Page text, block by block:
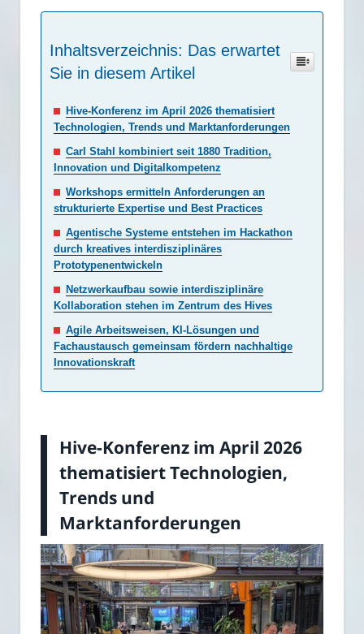
Inhaltsverzeichnis: Das erwartet
Sie in diesem Artikel
Hive-Konferenz im April 2026 thematisiert
Technologien, Trends und Marktanforderungen
Carl Stahl kombiniert seit 1880 Tradition,
Innovation und Digitalkompetenz
Workshops ermitteln Anforderungen an
strukturierte Expertise und Best Practices
Agentische Systeme entstehen im Hackathon
durch kreatives interdisziplinäres
Prototypenentwickeln
Netzwerkaufbau sowie interdisziplinäre
Kollaboration stehen im Zentrum des Hives
Agile Arbeitsweisen, KI-Lösungen und
Fachaustausch gemeinsam fördern nachhaltige
Innovationskraft
Hive-Konferenz im April 2026
thematisiert Technologien,
Trends und
Marktanforderungen